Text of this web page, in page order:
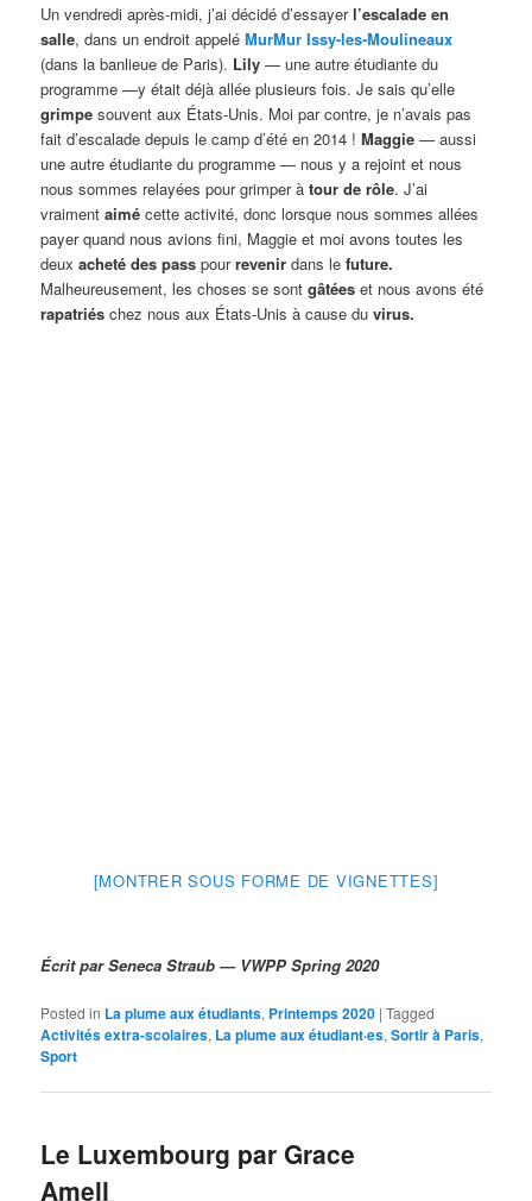
Un vendredi après-midi, j’ai décidé d’essayerl’escalade en
salle, dans un endroit appelé MurMur Issy-les-Moulineaux
(dans la banlieue de Paris). Lily — une autre étudiante du
programme —y était déjà allée plusieurs fois. Je sais qu’elle
grimpe souvent aux États-Unis. Moi par contre, je n’avais pas
fait d’escalade depuis le camp d’été en 2014 !Maggie — aussi
une autre étudiante du programme — nous y a rejoint et nous
nous sommes relayées pour grimper àtour de rôle. J’ai
vraimentaimé cette activité, donc lorsque nous sommes allées
payer quand nous avions fini, Maggie et moi avons toutes les
deuxacheté des pass pourrevenir dans lefuture.
Malheureusement, les choses se sontgâtées et nous avons été
rapatriés chez nous aux États-Unis à cause duvirus.
[MONTRER SOUS FORME DE VIGNETTES]
Écrit par Seneca Straub — VWPP Spring 2020
Posted in La plume aux étudiants, Printemps 2020 |Tagged
Activités extra-scolaires, La plume aux étudiant·es,Sortir à Paris,
Sport
Le Luxembourg par Grace
Amell